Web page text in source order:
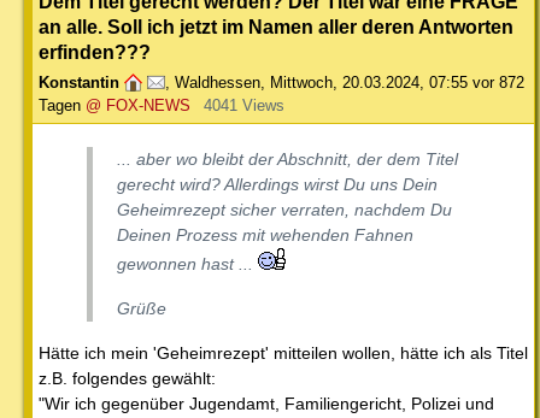
an alle. Soll ich jetzt im Namen aller deren Antworten
erfinden???
Konstantin , Waldhessen, Mittwoch, 20.03.2024, 07:55 vor 872
Tagen @ FOX-NEWS 4041 Views
... aber wo bleibt der Abschnitt, der dem Titel
gerecht wird? Allerdings wirst Du uns Dein
Geheimrezept sicher verraten, nachdem Du
Deinen Prozess mit wehenden Fahnen
gewonnen hast ...
Grüße
Hätte ich mein 'Geheimrezept' mitteilen wollen, hätte ich als Titel
z.B. folgendes gewählt:
"Wir ich gegenüber Jugendamt, Familiengericht, Polizei und